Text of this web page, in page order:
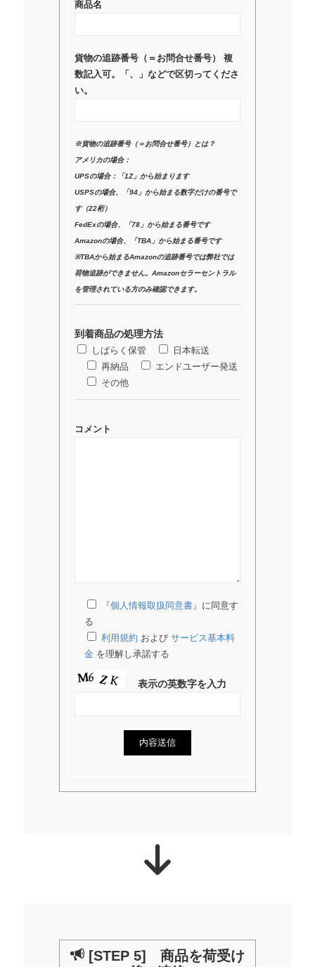
商品名
貨物の追跡番号（＝お問合せ番号） 複
数記入可。「、」などで区切ってくださ
い。
※貨物の追跡番号（＝お問合せ番号）とは？
アメリカの場合：
UPSの場合：「1Z」から始まります
USPSの場合、「94」から始まる数字だけの番号で
す（22桁）
FedExの場合、「78」から始まる番号です
Amazonの場合、「TBA」から始まる番号です
※TBAから始まるAmazonの追跡番号では弊社では
荷物追跡ができません。Amazonセラーセントラル
を管理されている方のみ確認できます。
到着商品の処理方法
しばらく保管
日本転送
再納品
エンドユーザー発送
その他
コメント
『個人情報取扱同意書』 に同意す
る
利用規約 および サービス基本料
金 を理解し承諾する
表示の英数字を入力
[STEP 5] 商品を荷受け